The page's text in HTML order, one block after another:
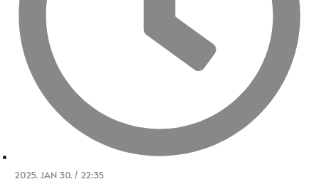
2025. JAN 30. / 22:35